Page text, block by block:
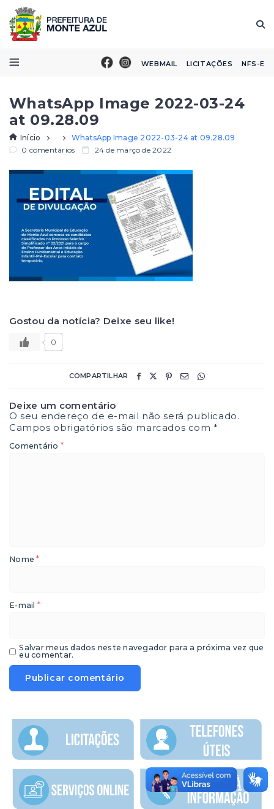
WEBMAIL LICITAÇÕES NFS-E
WhatsApp Image 2022-03-24
at 09.28.09
Início
WhatsApp Image 2022-03-24 at 09.28.09
0 comentários
24 de março de 2022
Gostou da notícia? Deixe seu like!
0
COMPARTILHAR
Deixe um comentário
O seu endereço de e-mail não será publicado.
Campos obrigatórios são marcados com*
Comentário *
Nome*
E-mail *
Salvar meus dados neste navegador para a próxima vez que
eu comentar.